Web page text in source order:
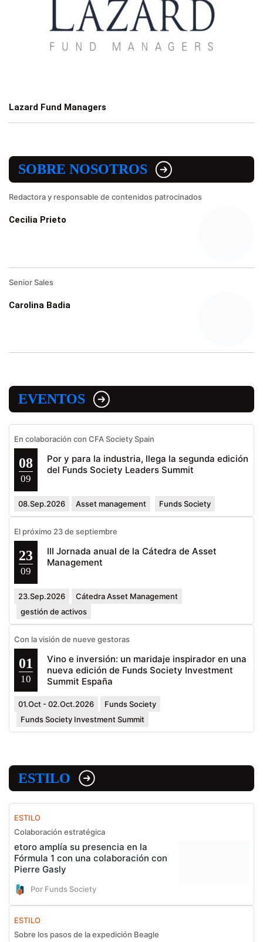
Lazard Fund Managers
SOBRE NOSOTROS
Redactora y responsable de contenidos patrocinados
Cecilia Prieto
Senior Sales
Carolina Badia
EVENTOS
En colaboración con CFA Society Spain
08
09
Por y para la industria, llega la segunda edición
del Funds Society Leaders Summit
08.Sep.2026 Asset management Funds Society
El próximo 23 de septiembre
23
09
III Jornada anual de la Cátedra de Asset
Management
23.Sep.2026
Cátedra Asset Management
gestión de activos
Con la visión de nueve gestoras
01
10
Vino e inversión: un maridaje inspirador en una
nueva edición de Funds Society Investment
Summit España
01.Oct - 02.Oct.2026
Funds Society
Funds Society Investment Summit
ESTILO
ESTILO
Colaboración estratégica
etoro amplía su presencia en la
Fórmula 1 con una colaboración con
Pierre Gasly
Por Funds Society
ESTILO
Sobre los pasos de la expedición Beagle